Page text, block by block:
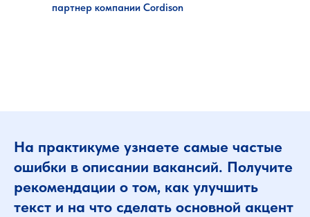
партнер компании Cordison
На практикуме узнаете самые частые
ошибки в описании вакансий. Получите
рекомендации о том, как улучшить
текст и на что сделать основной акцент